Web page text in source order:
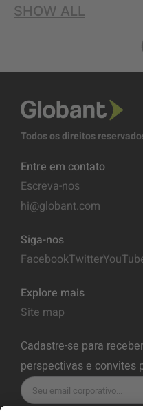
SHOW ALL
Todos os direitos
Entre em contato
Escreva-nos
hi@globant.com
Siga-nos
FacebookTwitter
Explore mais
Site map
Cadastre-se para
perspectivas e convites